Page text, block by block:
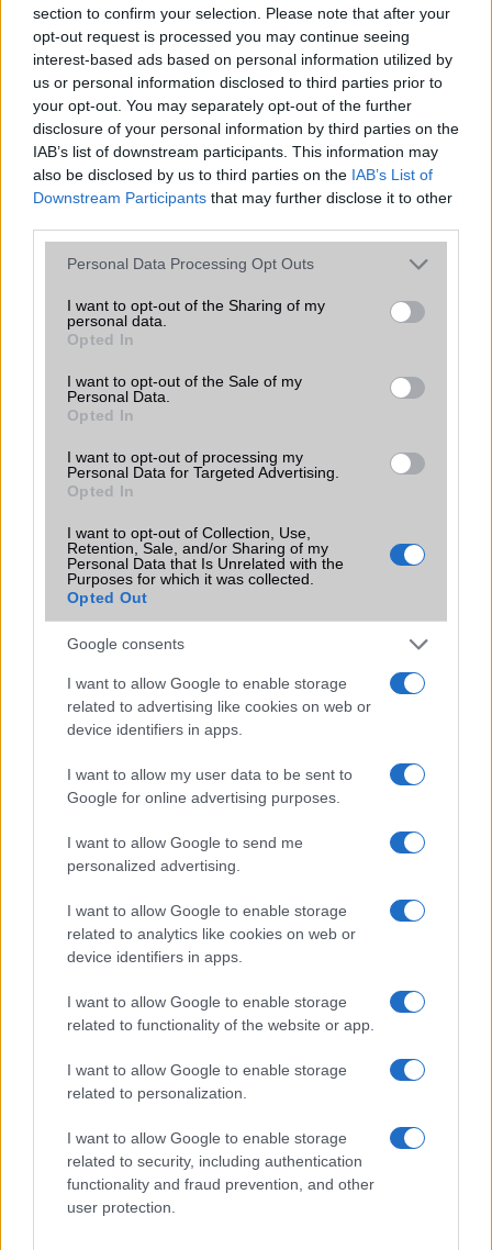
section to confirm your selection. Please note that after your
opt-out request is processed you may continue seeing
interest-based ads based on personal information utilized by
us or personal information disclosed to third parties prior to
your opt-out. You may separately opt-out of the further
disclosure of your personal information by third parties on the
IAB’s list of downstream participants. This information may
also be disclosed by us to third parties on the IAB’s List of
Downstream Participants that may further disclose it to other
Please note that this website/app uses one or more Google
not limited to your visit or usage behaviour. You may click to
grant or deny consent to Google and its third-party tags to
use your data for below specified purposes in below Google
consent section.
Personal Data Processing Opt Outs
I want to opt-out of the Sharing of my
personal data.
Opted In
I want to opt-out of the Sale of my
Personal Data.
Opted In
I want to opt-out of processing my
Personal Data for Targeted Advertising.
Opted In
I want to opt-out of Collection, Use,
Retention, Sale, and/or Sharing of my
Personal Data that Is Unrelated with the
Purposes for which it was collected.
Opted Out
Google consents
I want to allow Google to enable storage
related to advertising like cookies on web or
device identifiers in apps.
I want to allow my user data to be sent to
Google for online advertising purposes.
I want to allow Google to send me
personalized advertising.
I want to allow Google to enable storage
related to analytics like cookies on web or
device identifiers in apps.
I want to allow Google to enable storage
related to functionality of the website or app.
I want to allow Google to enable storage
related to personalization.
I want to allow Google to enable storage
related to security, including authentication
functionality and fraud prevention, and other
user protection.
ALKALMAZÁSOK ÉS ÉRZÉKELŐK
Java Nincs
Flash/Ujjlenyomat olvasó Fingerprint sensor
SNS integráció alap szolgáltatás
T9 szótár alkalmazás független szótár
Office alkalmazások alap szolgáltatás
Iránytũ ecompass
Extrák
EGYÉB
SIM típus nanoSIM
Flight mode Van
Terület Globális
szolgáltatás csomag rajta!
Brand 2020
Védelem
Limited Edition Nincs
Nincs publikus adat!
N/A = Nincs adat. Legutóbbi frissítés: 2026-07-13 19:00:00
Új és Használt GSM kiemelt ajánlatok
Samsung Galaxy A56